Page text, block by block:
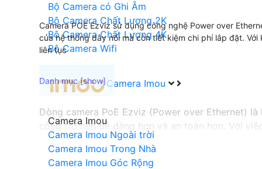
Bộ Camera có Ghi Âm
Bộ Camera Chất Lượng 2K
Bộ Camera Chất Lượng 4K
Bộ Camera Wifi
Camera Imou
Camera Imou
Camera Imou Ngoài trời
Camera Imou Trong Nhà
Camera Imou Góc Rộng
Camera POE Ezviz sử dụng công nghệ Power over
của hệ thống dây nối mà còn tiết kiệm chi phí lắp đặt.
liên tục
Dòng camera PoE Ezviz (Power over Ethernet)
công trở nên dễ dàng hơn và an toàn hơn. Với
gian. Đồng thời, dòng camera PoE Ezviz cũng
Ezviz để nâng cao hiệu suất và tiết kiệm chi phí